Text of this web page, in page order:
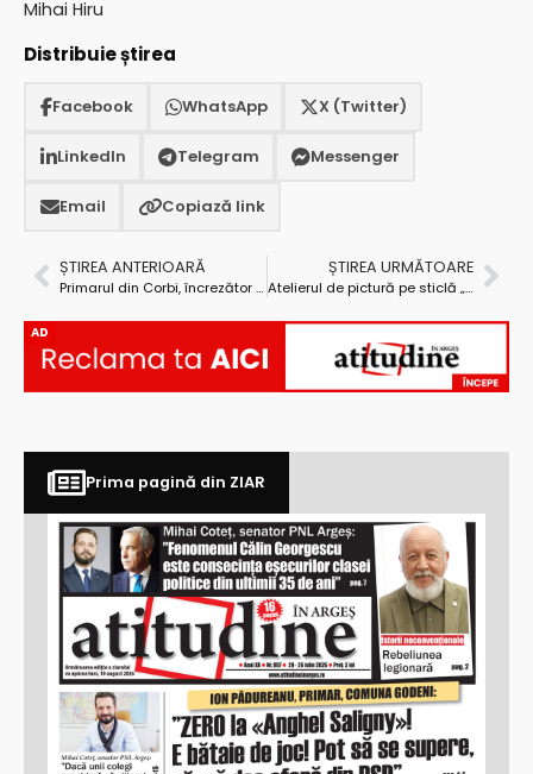
Mihai Hiru
Distribuie știrea
Facebook WhatsApp X (Twitter)
LinkedIn Telegram Messenger
Email Copiază link
ȘTIREA ANTERIOARĂ
Primarul din Corbi, încrezător că locuitorii comunei vor recicla minim jumătate din deșeuri
ȘTIREA URMĂTOARE
Atelierul de pictură pe sticlă „Icoana din sufletul copilului” – ediție aniversară
AD
Prima pagină din ZIAR